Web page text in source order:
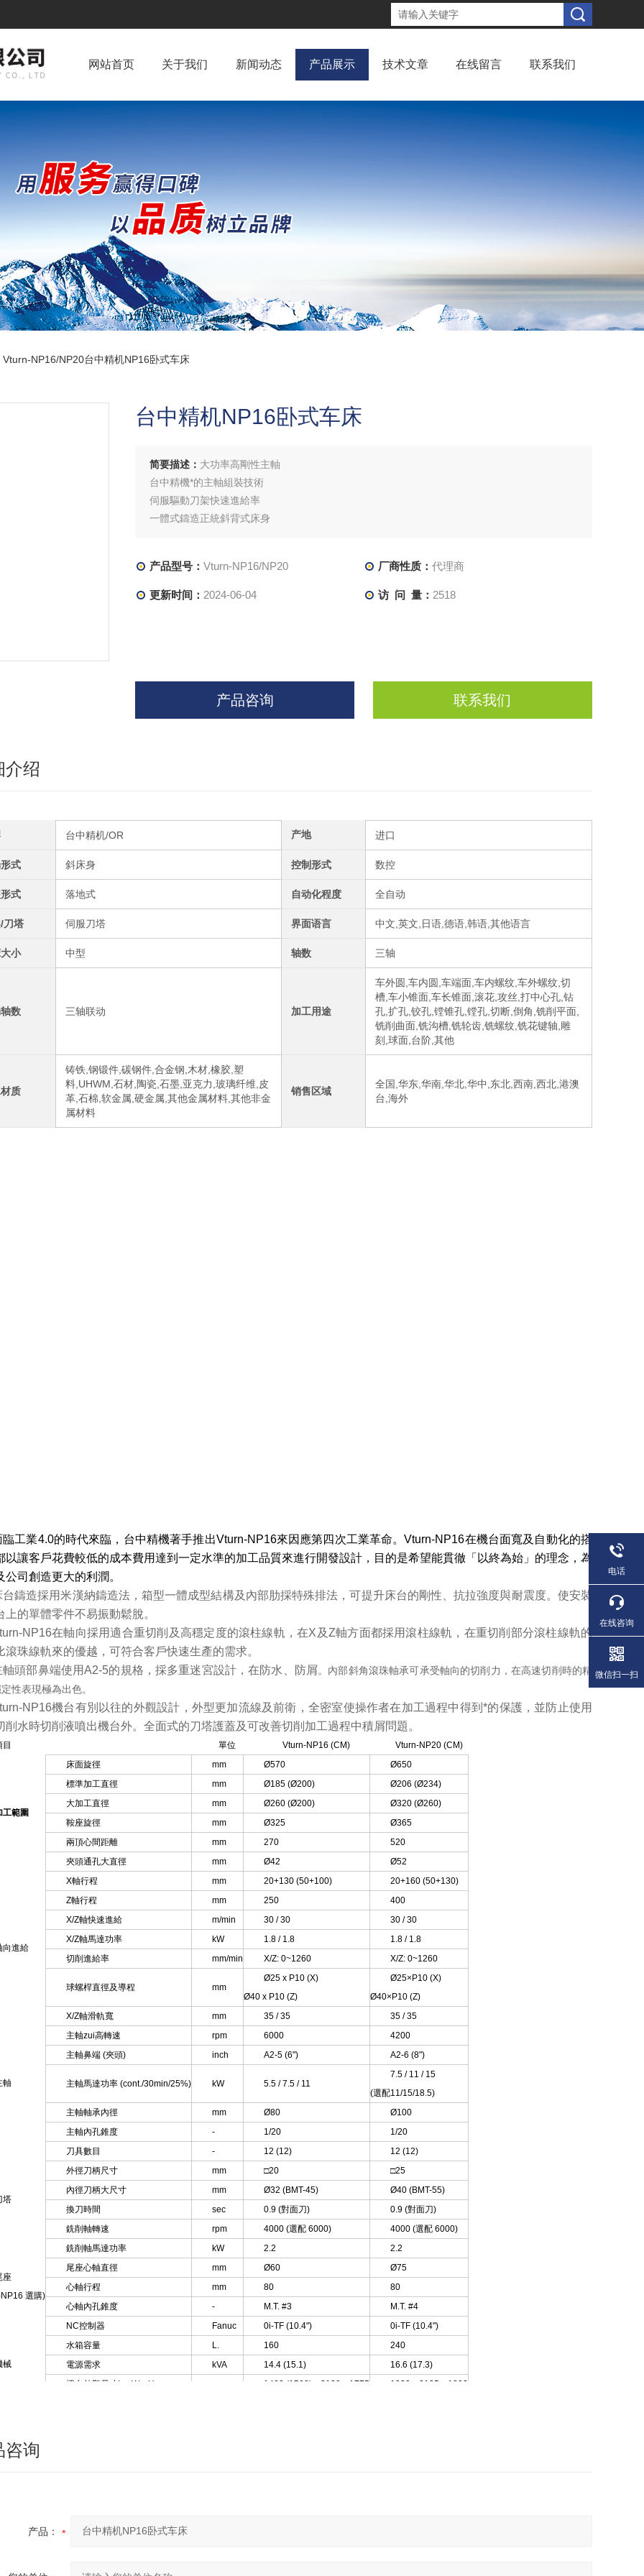
网站首页 关于我们 新闻动态 产品展示 技术文章 在线留言 联系我们
Vturn-NP16/NP20台中精机NP16卧式车床
台中精机NP16卧式车床
简要描述： 大功率高剛性主軸
台中精機*的主軸組裝技術
伺服驅動刀架快速進給率
一體式鑄造正統斜背式床身
機械手臂EWR-03
产品型号： Vturn-NP16/NP20 厂商性质： 代理商
更新时间： 2024-06-04 访 问 量： 2518
产品咨询 联系我们
介绍
台中精机/OR 产地 进口
式 斜床身 控制形式 数控
式 落地式 自动化程度 全自动
刀塔 伺服刀塔 界面语言 中文,英文,日语,德语,韩语,其他语言
小 中型 轴数 三轴
数 三轴联动 加工用途
车外圆,车内圆,车端面,车内螺纹,车外螺纹,切
槽,车小锥面,车长锥面,滚花,攻丝,打中心孔,钻
孔,扩孔,铰孔,镗锥孔,镗孔,切断,倒角,铣削平面,
铣削曲面,铣沟槽,铣轮齿,铣螺纹,铣花键轴,雕
刻,球面,台阶,其他
质
铸铁,钢锻件,碳钢件,合金钢,木材,橡胶,塑
料,UHWM,石材,陶瓷,石墨,亚克力,玻璃纤维,皮
革,石棉,软金属,硬金属,其他金属材料,其他非金
属材料
销售区域
全国,华东,华南,华北,华中,东北,西南,西北,港澳
台,海外
臨工業4.0的時代來臨，台中精機著手推出Vturn-NP16來因應第四次工業革命。Vturn-NP16在機台面寬及自動化的搭
以讓客戶花費較低的成本費用達到一定水準的加工品質來進行開發設計，目的是希望能貫徹「以終為始」的理念，為
公司創造更大的利潤。
台鑄造採用米漢納鑄造法，箱型一體成型結構及內部肋採特殊排法，可提升床台的剛性、抗拉強度與耐震度。使安裝
上的單體零件不易振動鬆脫。
NP16在軸向採用適合重切削及高穩定度的滾柱線軌，在X及Z軸方面都採用滾柱線軌，在重切削部分滾柱線軌的
滾珠線軌來的優越，可符合客戶快速生產的需求。
軸頭部鼻端使用A2-5的規格，採多重迷宮設計，在防水、防屑。內部斜角滾珠軸承可承受軸向的切削力，在高速切削時的精
性表現極為出色。
NP16機台有別以往的外觀設計，外型更加流線及前衛，全密室使操作者在加工過程中得到*的保護，並防止使用
削水時切削液噴出機台外。全面式的刀塔護蓋及可改善切削加工過程中積屑問題。
目 單位 Vturn-NP16 (CM) Vturn-NP20 (CM)
工範圍
床面旋徑 mm Ø570
Ø650
標準加工直徑
mm Ø185 (Ø200)
Ø206 (Ø234)
大加工直徑
mm Ø260 (Ø200)
Ø320 (Ø260)
鞍座旋徑
mm Ø325
Ø365
兩頂心間距離
mm 270
520
夾頭通孔大直徑
mm Ø42 Ø52
向進給
X軸行程 mm 20+130 (50+100)
20+160 (50+130)
Z軸行程
mm 250
400
X/Z軸快速進給
m/min 30 / 30
30 / 30
X/Z軸馬達功率
kW 1.8 / 1.8
1.8 / 1.8
切削進給率
mm/min X/Z: 0~1260 X/Z: 0~1260
球螺桿直徑及導程 mm
Ø25 x P10 (X)
Ø40 x P10 (Z)
Ø25×P10 (X)
Ø40×P10 (Z)
X/Z軸滑軌寬
mm 35 / 35 35 / 35
軸
主軸zui高轉速 rpm 6000
4200
主軸鼻端 (夾頭)
inch A2-5 (6") A2-6 (8")
主軸馬達功率 (cont./30min/25%) kW 5.5 / 7.5 / 11
7.5 / 11 / 15
(選配11/15/18.5)
主軸軸承內徑
mm Ø80
Ø100
主軸內孔錐度
- 1/20 1/20
塔
刀具數目 - 12 (12)
12 (12)
外徑刀柄尺寸
mm □20
□25
內徑刀柄大尺寸
mm Ø32 (BMT-45)
Ø40 (BMT-55)
換刀時間
sec 0.9 (對面刀)
0.9 (對面刀)
銑削軸轉速
rpm 4000 (選配 6000)
4000 (選配 6000)
銑削軸馬達功率
kW 2.2 2.2
座
選購)
尾座心軸直徑 mm Ø60
Ø75
心軸行程
mm 80
80
心軸內孔錐度
- M.T. #3 M.T. #4
械
NC控制器 Fanuc 0i-TF (10.4")
0i-TF (10.4")
水箱容量
L. 160
240
電源需求
kVA 14.4 (15.1)
16.6 (17.3)
機台外觀尺寸L x W x H
1488 (1588) x 2108 x 1775
1930 x 2125 x 1890
咨询
产品：
电话
在线咨询
微信扫一扫